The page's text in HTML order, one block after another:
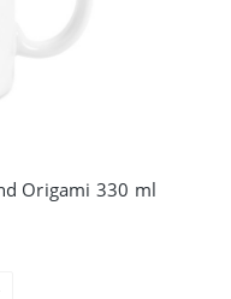
Origami 330 ml